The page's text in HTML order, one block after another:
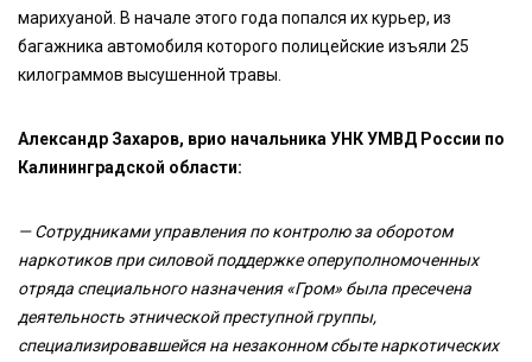
марихуаной. В начале этого года попался их курьер, из
багажника автомобиля которого полицейские изъяли 25
килограммов высушенной травы.
Александр Захаров, врио начальника УНК УМВД России по
Калининградской области:
— Сотрудниками управления по контролю за оборотом
наркотиков при силовой поддержке оперуполномоченных
отряда специального назначения «Гром» была пресечена
деятельность этнической преступной группы,
специализировавшейся на незаконном сбыте наркотических